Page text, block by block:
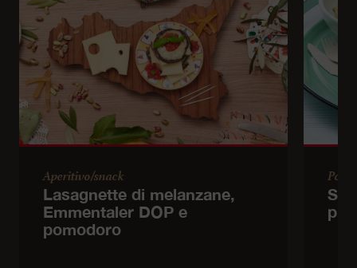
Aperitivo/snack
Lasagnette di melanzane,
Emmentaler DOP e
pomodoro